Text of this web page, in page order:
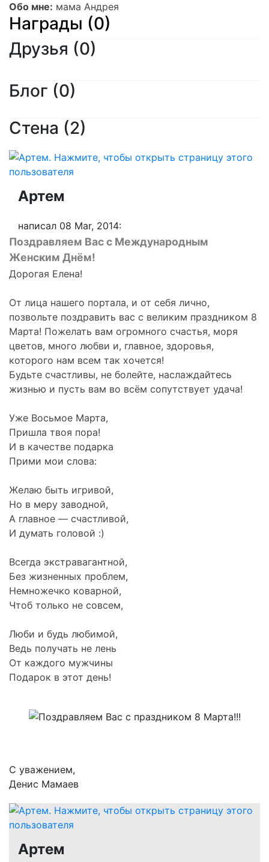
Обо мне: мама Андрея
Награды (0)
Друзья (0)
Блог (0)
Стена (2)
Артем
написал 08 Mar, 2014:
Поздравляем Вас с Международным
Женским Днём!
Дорогая Елена!
От лица нашего портала, и от себя лично,
позвольте поздравить вас с великим праздником 8
Марта! Пожелать вам огромного счастья, моря
цветов, много любви и, главное, здоровья,
которого нам всем так хочется!
Будьте счастливы, не болейте, наслаждайтесь
жизнью и пусть вам во всём сопутствует удача!
Уже Восьмое Марта,
Пришла твоя пора!
И в качестве подарка
Прими мои слова:
Желаю быть игривой,
Но в меру заводной,
А главное — счастливой,
И думать головой :)
Всегда экстравагантной,
Без жизненных проблем,
Немножечко коварной,
Чтоб только не совсем,
Люби и будь любимой,
Ведь получать не лень
От каждого мужчины
Подарок в этот день!
С уважением,
Денис Мамаев
Артем